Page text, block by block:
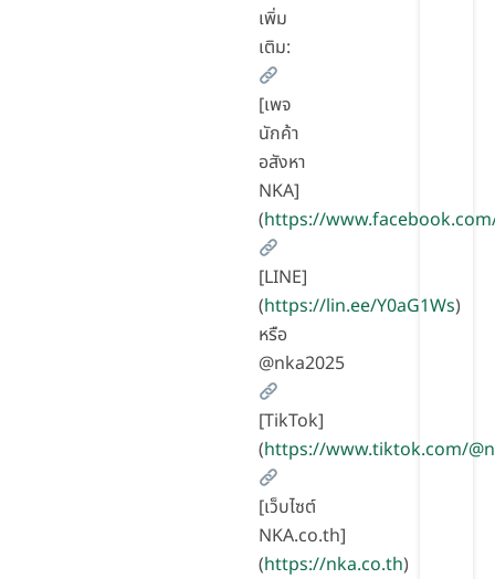
เพิ่ม
เติม:
[เพจ
นักค้า
อสังหา
NKA]
(https://
[LINE]
(https://lin.ee/Y0aG1Ws)
หรือ
@nka2025
[TikTok]
(https://www.tiktok.com/
[เว็บไซต์
NKA.co.th]
(https://nka.co.th)